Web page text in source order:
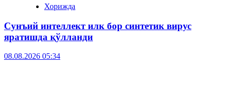
Хорижда
Сунъий интеллект илк бор синтетик вирус
яратишда қўлланди
08.08.2026 05:34